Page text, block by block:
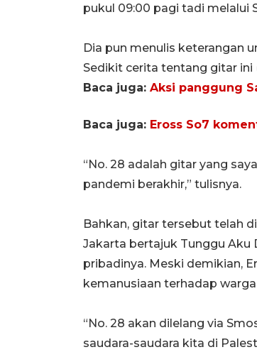
pukul 09:00 pagi tadi melalui
Dia pun menulis keterangan
Sedikit cerita tentang gitar ini
Baca juga: Aksi panggung
Baca juga: Eross So7
“No. 28 adalah gitar yang
pandemi berakhir,” tulisnya.
Bahkan, gitar tersebut telah
Jakarta bertajuk Tunggu Aku
pribadinya. Meski demikian,
kemanusiaan terhadap
“No. 28 akan dilelang via
saudara-saudara kita di